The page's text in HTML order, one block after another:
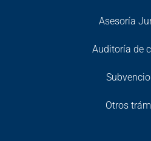
Asesoría
Auditoría de
Otros